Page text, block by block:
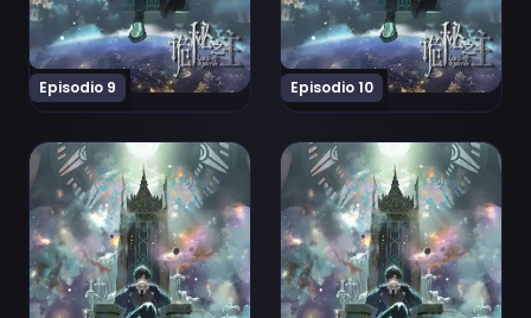
Episodio 9 Episodio 10
Ver Guimi Zhi Zhu: Xiaochou Pian Episodio 11
Ver Guimi Zhi Zhu: